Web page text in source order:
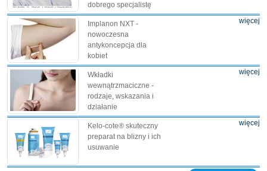
dobrego specjalistę
Implanon NXT -
nowoczesna
antykoncepcja dla
kobiet
więcej
Wkładki
wewnątrzmaciczne -
rodzaje, wskazania i
działanie
więcej
Kelo-cote® skuteczny
preparat na blizny i ich
usuwanie
więcej